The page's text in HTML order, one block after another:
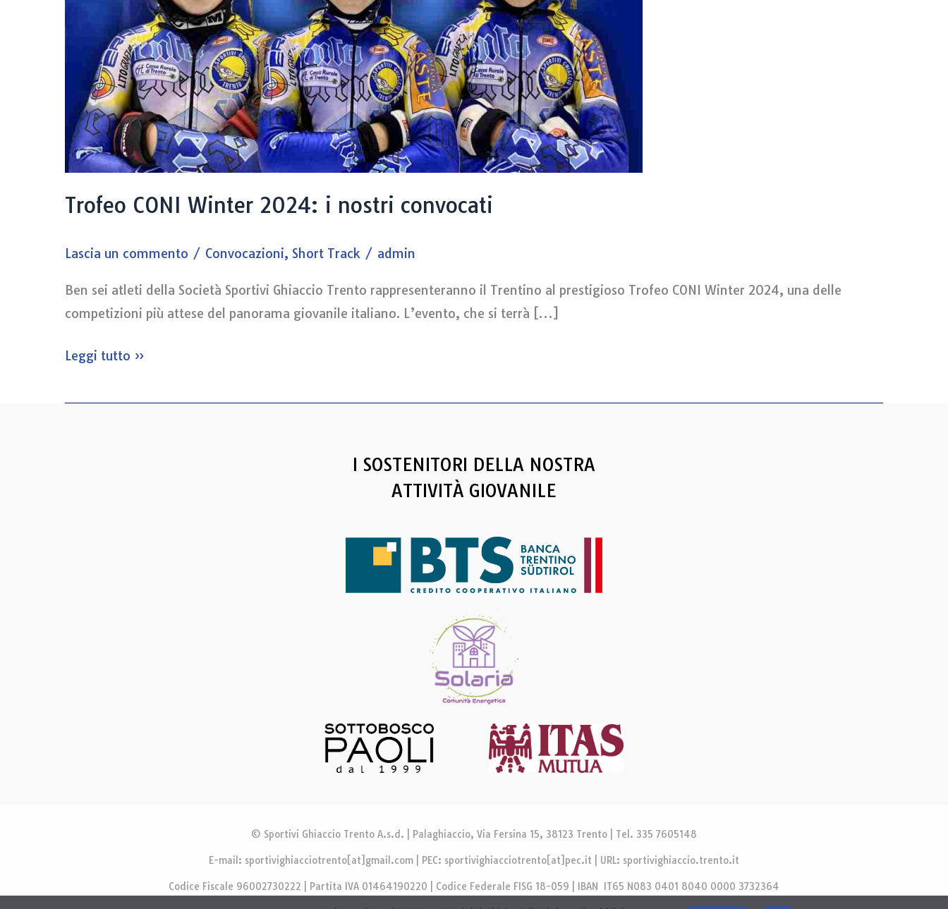
Trofeo CONI Winter 2024: i nostri convocati
Lascia un commento / Convocazioni, Short Track / admin
Ben sei atleti della Società Sportivi Ghiaccio Trento rappresenteranno il Trentino al prestigioso Trofeo CONI Winter 2024, una delle
competizioni più attese del panorama giovanile italiano. L’evento, che si terrà […]
Leggi tutto »
I SOSTENITORI DELLA NOSTRA
ATTIVITÀ GIOVANILE
© Sportivi Ghiaccio Trento A.s.d. | Palaghiaccio, Via Fersina 15, 38123 Trento | Tel. 335 7605148
E-mail: sportivighiacciotrento[at]gmail.com | PEC: sportivighiacciotrento[at]pec.it | URL: sportivighiaccio.trento.it
Codice Fiscale 96002730222 | Partita IVA 01464190220 | Codice Federale FISG 18-059 | IBAN IT65 N083 0401 8040 0000 3732364